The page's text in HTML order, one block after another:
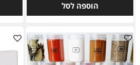
הוספה לסל